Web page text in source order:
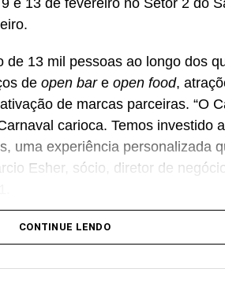
13 mil pessoas ao longo dos
de open bare open food,
de marcas parceiras. “O
carioca. Temos investido
uma experiência personalizada
Esher, sócio, diretor de
agência Banco_ em parceria
ao ecossistema da Holding
Veia”, conceito focado na
carioca.
CONTINUE LENDO